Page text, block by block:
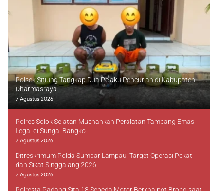
Polsek Sitiung Tangkap Dua Pelaku Pencurian di Kabupaten
Dharmasraya
7 Agustus 2026
Polres Solok Selatan Musnahkan Peralatan Tambang Emas
Ilegal di Sungai Bangko
7 Agustus 2026
Ditreskrimum Polda Sumbar Lampaui Target Operasi Pekat
dan Sikat Singgalang 2026
7 Agustus 2026